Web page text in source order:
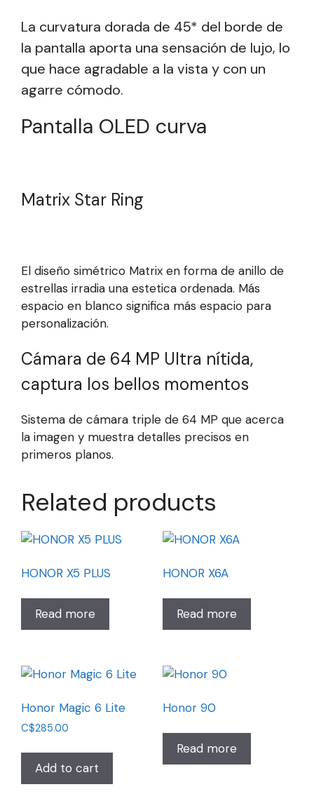
La curvatura dorada de 45* del borde de
la pantalla aporta una sensación de lujo, lo
que hace agradable a la vista y con un
agarre cómodo.
Pantalla OLED curva
Matrix Star Ring
El diseño simétrico Matrix en forma de anillo de
estrellas irradia una estetica ordenada. Más
espacio en blanco significa más espacio para
personalización.
Cámara de 64 MP Ultra nítida,
captura los bellos momentos
Sistema de cámara triple de 64 MP que acerca
la imagen y muestra detalles precisos en
primeros planos.
Related products
HONOR X5 PLUS
Read more
HONOR X6A
Read more
Honor Magic 6 Lite
C$285.00
Add to cart
Honor 90
Read more